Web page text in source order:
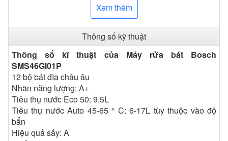
Xem thêm
Thông số kỹ thuật
Thông số kĩ thuật của Máy rửa bát Bosch
SMS46GI01P
12 bộ bát đĩa châu âu
Nhãn năng lượng: A+
Tiêu thụ nước Eco 50: 9.5L
Tiêu thụ nước Auto 45-65 ° C: 6-17L tùy thuộc vào độ
bẩn
Hiệu quả sấy: A